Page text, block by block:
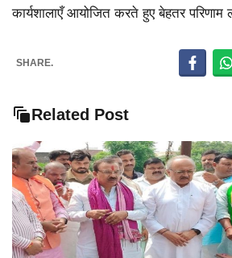
कार्यशालाएँ आयोजित करते हुए बेहतर परिणाम
SHARE.
Related Post